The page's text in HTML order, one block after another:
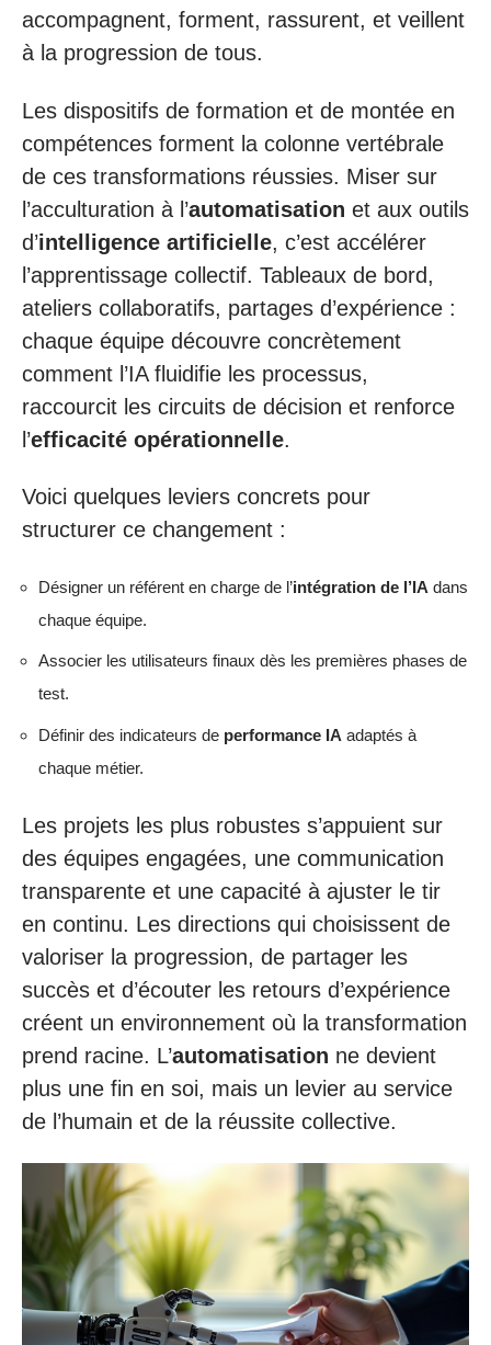
accompagnent, forment, rassurent, et veillent
à la progression de tous.
Les dispositifs de formation et de montée en
compétences forment la colonne vertébrale
de ces transformations réussies. Miser sur
l’acculturation à l’automatisation et aux outils
d’intelligence artificielle, c’est accélérer
l’apprentissage collectif. Tableaux de bord,
ateliers collaboratifs, partages d’expérience :
chaque équipe découvre concrètement
comment l’IA fluidifie les processus,
raccourcit les circuits de décision et renforce
l’efficacité opérationnelle.
Voici quelques leviers concrets pour
structurer ce changement :
Désigner un référent en charge de l’intégration de l’IA dans
chaque équipe.
Associer les utilisateurs finaux dès les premières phases de
test.
Définir des indicateurs de performance IA adaptés à
chaque métier.
Les projets les plus robustes s’appuient sur
des équipes engagées, une communication
transparente et une capacité à ajuster le tir
en continu. Les directions qui choisissent de
valoriser la progression, de partager les
succès et d’écouter les retours d’expérience
créent un environnement où la transformation
prend racine. L’automatisation ne devient
plus une fin en soi, mais un levier au service
de l’humain et de la réussite collective.